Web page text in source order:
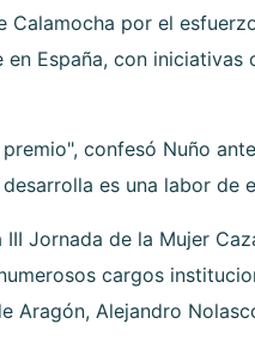
Calamocha por el
España, con
confesó Nuño
es una labor
Jornada de la Mujer
cargos
Aragón, Alejandro